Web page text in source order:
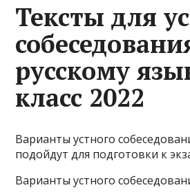
Тексты для
русскому
класс 2022
Варианты устного
подойдут для подготовки к
Варианты устного